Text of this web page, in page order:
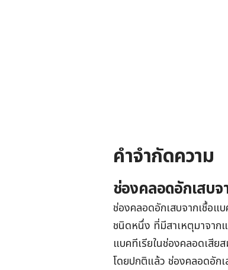
คำจำกัดความ
ช่องคลอดอักเสบจ
ช่องคลอดอักเสบจากเชื้อแ
ชนิดหนึ่ง ที่มีสาเหตุมาจาก
แบคทีเรียในช่องคลอดเสีย
โดยปกติแล้ว ช่องคลอดอัก